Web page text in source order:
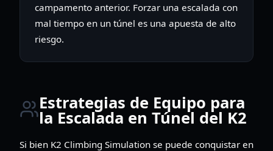
campamento anterior. Forzar una escalada con
mal tiempo en un túnel es una apuesta de alto
riesgo.
Estrategias de Equipo para
la Escalada en Túnel del K2
Si bien K2 Climbing Simulation se puede conquistar en